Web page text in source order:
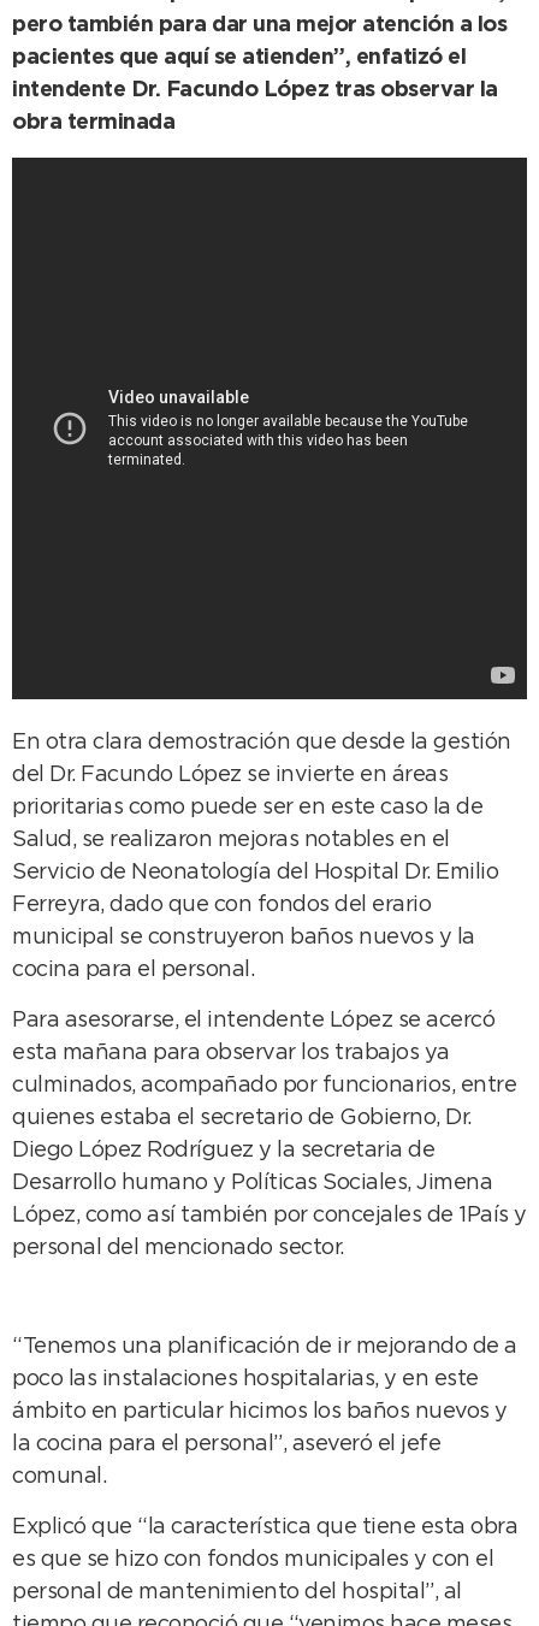
pero también para dar una mejor atención a los
pacientes que aquí se atienden”, enfatizó el
intendente Dr. Facundo López tras observar la
obra terminada
En otra clara demostración que desde la gestión
del Dr. Facundo López se invierte en áreas
prioritarias como puede ser en este caso la de
Salud, se realizaron mejoras notables en el
Servicio de Neonatología del Hospital Dr. Emilio
Ferreyra, dado que con fondos del erario
municipal se construyeron baños nuevos y la
cocina para el personal.
Para asesorarse, el intendente López se acercó
esta mañana para observar los trabajos ya
culminados, acompañado por funcionarios, entre
quienes estaba el secretario de Gobierno, Dr.
Diego López Rodríguez y la secretaria de
Desarrollo humano y Políticas Sociales, Jimena
López, como así también por concejales de 1País y
personal del mencionado sector.
“Tenemos una planificación de ir mejorando de a
poco las instalaciones hospitalarias, y en este
ámbito en particular hicimos los baños nuevos y
la cocina para el personal”, aseveró el jefe
comunal.
Explicó que “la característica que tiene esta obra
es que se hizo con fondos municipales y con el
personal de mantenimiento del hospital”, al